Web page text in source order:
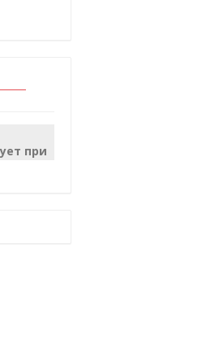
придерживаться